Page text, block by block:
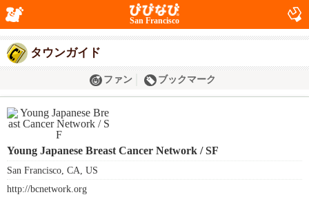
San Francisco
タウンガイド
ファン ブックマーク
Young Japanese Breast Cancer Network / SF
San Francisco, CA, US
http://bcnetwork.org